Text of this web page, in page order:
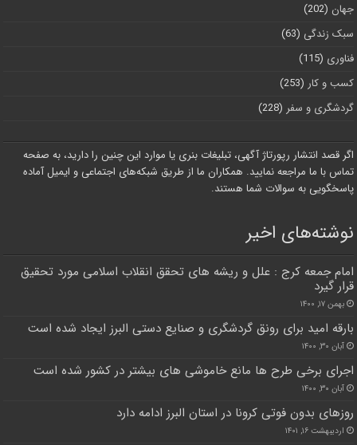
جهان (202)
سبک زندگی (63)
فناوری (115)
کسب و کار (253)
گردشگری و سفر (228)
اگر قصد انتشار رپورتاژ آگهی، تبلیغات بنری یا موارد این چنین را دارید، به صفحه
تماس با ما مراجعه نمایید. همکاران ما از طریق شبکه‌های اجتماعی و ایمیل آماده
پاسخگویی به سوالات شما هستند.
نوشته‌های اخیر
امام جمعه کرج : علل و ریشه های تحقق انقلاب اسلامی مورد تحقیق
قرار گیرد
بهمن ۱۷, ۱۴۰۰
بارقه امید برای رونق گردشگری و صنایع دستی البرز ایجاد شده است
آبان ۳۰, ۱۴۰۰
اجرای برخی طرح ها مانع خاموشی های بیشتر در کشور شده است
آبان ۳۰, ۱۴۰۰
روزهای بدون فوتی کرونا در استان البرز ادامه دارد
اردیبهشت ۱۶, ۱۴۰۱